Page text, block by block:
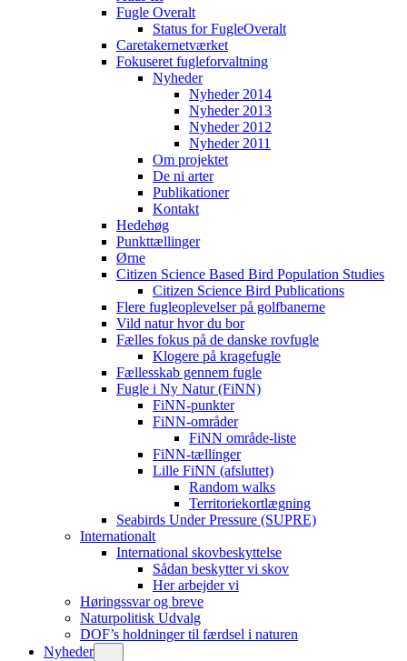
Fugle Overalt
Status for FugleOveralt
Caretakernetværket
Fokuseret fugleforvaltning
Nyheder
Nyheder 2014
Nyheder 2013
Nyheder 2012
Nyheder 2011
Om projektet
De ni arter
Publikationer
Kontakt
Hedehøg
Punkttællinger
Ørne
Citizen Science Based Bird Population Studies
Citizen Science Bird Publications
Flere fugleoplevelser på golfbanerne
Vild natur hvor du bor
Fælles fokus på de danske rovfugle
Klogere på kragefugle
Fællesskab gennem fugle
Fugle i Ny Natur (FiNN)
FiNN-punkter
FiNN-områder
FiNN område-liste
FiNN-tællinger
Lille FiNN (afsluttet)
Random walks
Territoriekortlægning
Seabirds Under Pressure (SUPRE)
Internationalt
International skovbeskyttelse
Sådan beskytter vi skov
Her arbejder vi
Høringssvar og breve
Naturpolitisk Udvalg
DOF’s holdninger til færdsel i naturen
Nyheder